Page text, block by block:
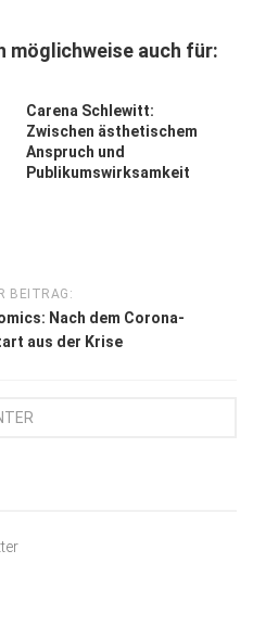
möglichweise auch für:
Carena Schlewitt:
Zwischen ästhetischem
Anspruch und
Publikumswirksamkeit
BEITRAG:
Nach dem Corona-
aus der Krise